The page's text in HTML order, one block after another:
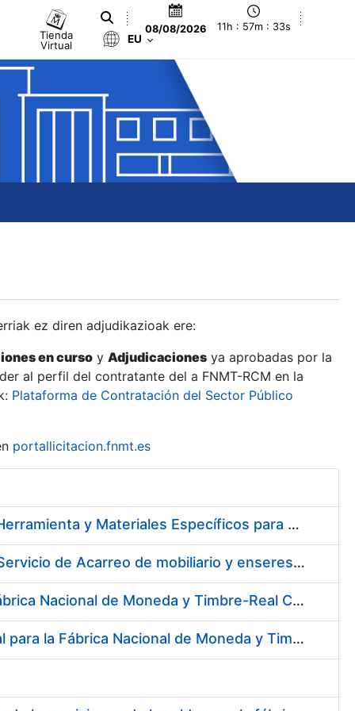
Tienda
Virtual
08/08/2026 11h : 57m : 34s
EU
ez diren adjudikazioak ere:
en curso y Adjudicaciones ya aprobadas por la
al perfil del contratante del a FNMT-RCM en la
Plataforma de Contratación del Sector Público
portallicitacion.fnmt.es
Suscripción de Acuerdo Marco para el Suministro de Material de Herramienta y Materiales Específicos para Mecanizados
Servicios de Limpieza de diversas áreas y edificios de la Fábrica, Servicio de Acarreo de mobiliario y enseres y Mantenimiento de las Zonas Ajardinadas para la Fábrica de Papel de Burgos de la Fábrica Nacional de Moneda y Timbre – Real Casa de la Moneda
Servicio Externo del Centro de Atención Telefónica (CAT) de la Fábrica Nacional de Moneda y Timbre-Real Casa de la Moneda (Ceres, DNI Electrónico, Revocación/Suspensión/Cancelación de la Suspensión, Devolución, SNE y Trazabilidad del Tabaco)
Servicio Médico Asistencial y Seguimiento del Absentismo Laboral para la Fábrica Nacional de Moneda y Timbre – Real Casa de la Moneda en Burgos